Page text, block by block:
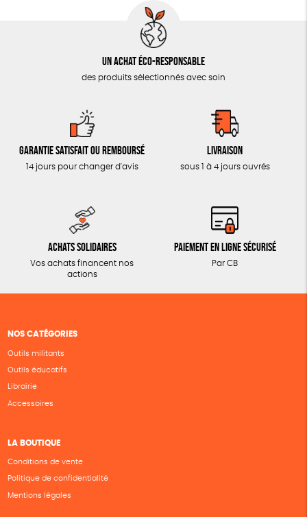
TOUT
Un achat éco-responsable
des produits sélectionnés avec soin
Garantie satisfait ou remboursé
14 jours pour changer d'avis
Livraison
sous 1 à 4 jours ouvrés
Achats solidaires
Vos achats financent nos
actions
Paiement en ligne sécurisé
Par CB
NOS CATÉGORIES
Outils militants
Outils éducatifs
Librairie
Accessoires
LA BOUTIQUE
Conditions de vente
Politique de confidentialité
Mentions légales